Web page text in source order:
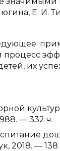
Е. И.
процесс
их
— 332 ч.
2018. — 138